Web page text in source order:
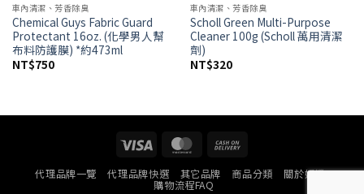
車內清潔、芳香除臭
Chemical Guys Fabric Guard
Protectant 16oz. (化學男人幫
布料防護膜) *約473ml
NT$750
車內清潔、芳香除臭
Scholl Green Multi-Purpose
Cleaner 100g (Scholl 萬用清潔
劑)
NT$320
Visa MasterCard
Delivery
代理品牌一覽 代理品牌快選 其它品牌 商品分類 關於好蠟
購物流程FAQ